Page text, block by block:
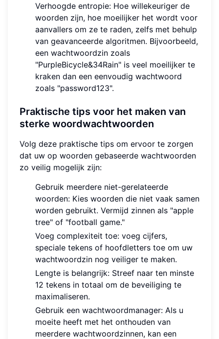
Verhoogde entropie: Hoe willekeuriger de
woorden zijn, hoe moeilijker het wordt voor
aanvallers om ze te raden, zelfs met behulp
van geavanceerde algoritmen. Bijvoorbeeld,
een wachtwoordzin zoals
"PurpleBicycle&34Rain" is veel moeilijker te
kraken dan een eenvoudig wachtwoord
zoals "password123".
Praktische tips voor het maken van
sterke woordwachtwoorden
Volg deze praktische tips om ervoor te zorgen
dat uw op woorden gebaseerde wachtwoorden
zo veilig mogelijk zijn:
Gebruik meerdere niet-gerelateerde
woorden: Kies woorden die niet vaak samen
worden gebruikt. Vermijd zinnen als "apple
tree" of "football game."
Voeg complexiteit toe: voeg cijfers,
speciale tekens of hoofdletters toe om uw
wachtwoordzin nog veiliger te maken.
Lengte is belangrijk: Streef naar ten minste
12 tekens in totaal om de beveiliging te
maximaliseren.
Gebruik een wachtwoordmanager: Als u
moeite heeft met het onthouden van
meerdere wachtwoordzinnen, kan een